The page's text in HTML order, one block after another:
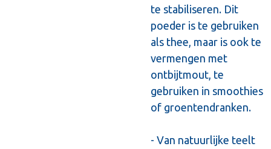
te stabiliseren. Dit
poeder is te gebruiken
als thee, maar is ook te
vermengen met
ontbijtmout, te
gebruiken in smoothies
of groentendranken.
- Van natuurlijke teelt